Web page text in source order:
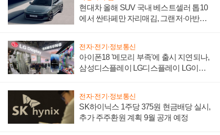
현대차 올해 SUV 국내 베스트셀러 톱10
에서 싼타페만 자리매김, 그랜저·아반떼
전자·전기·정보통신
아이폰18 '메모리 부족'에 출시 지연되나,
삼성디스플레이 LG디스플레이 LG이노
전자·전기·정보통신
SK하이닉스 1주당 375원 현금배당 실시,
추가 주주환원 계획 9월 공개 예정